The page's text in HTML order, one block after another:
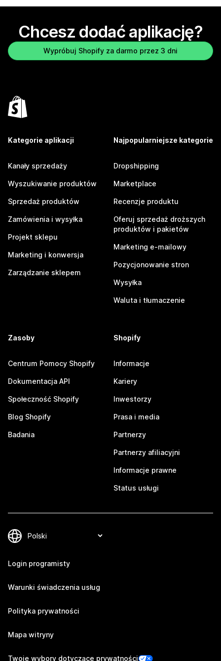
Chcesz dodać aplikację?
Wypróbuj Shopify za darmo przez 3 dni
Kategorie aplikacji
Kanały sprzedaży
Wyszukiwanie produktów
Sprzedaż produktów
Zamówienia i wysyłka
Projekt sklepu
Marketing i konwersja
Zarządzanie sklepem
Najpopularniejsze kategorie
Dropshipping
Marketplace
Recenzje produktu
Oferuj sprzedaż droższych
produktów i pakietów
Marketing e-mailowy
Pozycjonowanie stron
Wysyłka
Waluta i tłumaczenie
Zasoby
Centrum Pomocy Shopify
Dokumentacja API
Społeczność Shopify
Blog Shopify
Badania
Shopify
Informacje
Kariery
Inwestorzy
Prasa i media
Partnerzy
Partnerzy afiliacyjni
Informacje prawne
Status usługi
Login programisty
Warunki świadczenia usług
Polityka prywatności
Mapa witryny
Twoje wybory dotyczące prywatności